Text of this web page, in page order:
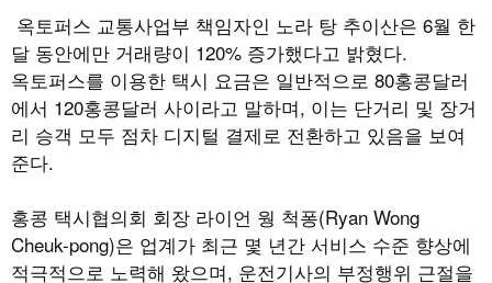
옥토퍼스 교통사업부 책임자인 노라 탕 추이산은 6월 한
달 동안에만 거래량이 120% 증가했다고 밝혔다.
옥토퍼스를 이용한 택시 요금은 일반적으로 80홍콩달러
에서 120홍콩달러 사이라고 말하며, 이는 단거리 및 장거
리 승객 모두 점차 디지털 결제로 전환하고 있음을 보여
준다.
홍콩 택시협의회 회장 라이언 웡 척퐁(Ryan Wong
Cheuk-pong)은 업계가 최근 몇 년간 서비스 수준 향상에
적극적으로 노력해 왔으며, 운전기사의 부정행위 근절을